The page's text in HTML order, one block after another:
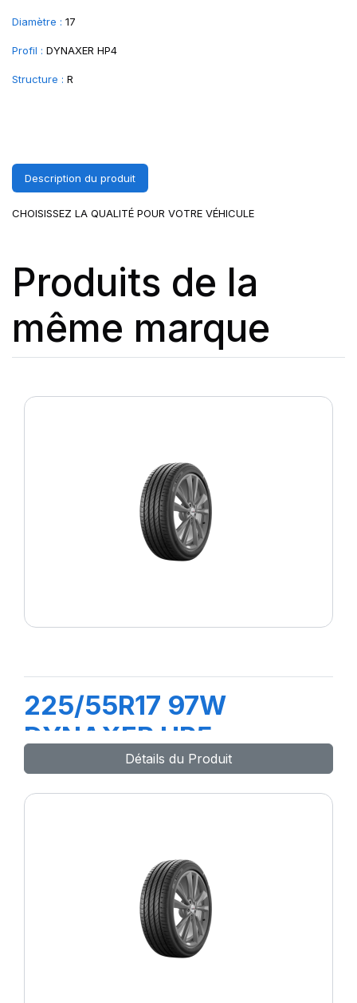
Diamètre : 17
Profil : DYNAXER HP4
Structure : R
Description du produit
CHOISISSEZ LA QUALITÉ POUR VOTRE VÉHICULE
Produits de la
même marque
225/55R17 97W
DYNAXER HP5
Détails du Produit